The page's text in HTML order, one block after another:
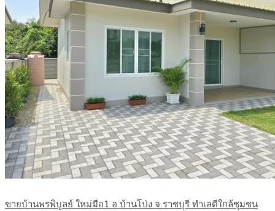
ขายบ้านพรพิบูลย์ ใหม่มือ1 อ.บ้านโป่ง จ.ราชบุรี ทำเลดีใกล้ชุมชน